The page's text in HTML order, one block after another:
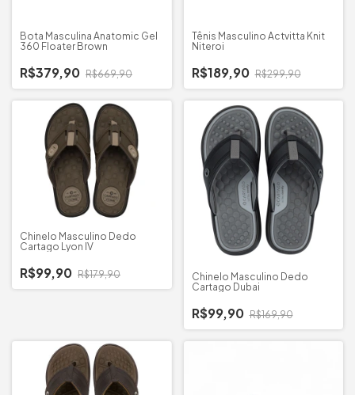
Bota Masculina Anatomic Gel
360 Floater Brown
R$379,90 R$669,90
Tênis Masculino Actvitta Knit
Niteroi
R$189,90 R$299,90
Chinelo Masculino Dedo
Cartago Lyon IV
R$99,90 R$179,90
Chinelo Masculino Dedo
Cartago Dubai
R$99,90 R$169,90